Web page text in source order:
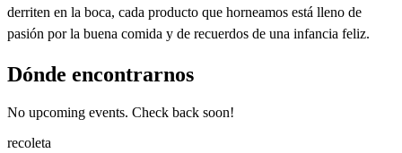
derriten en la boca, cada producto que horneamos está lleno de
pasión por la buena comida y de recuerdos de una infancia feliz.
Dónde encontrarnos
No upcoming events. Check back soon!
recoleta